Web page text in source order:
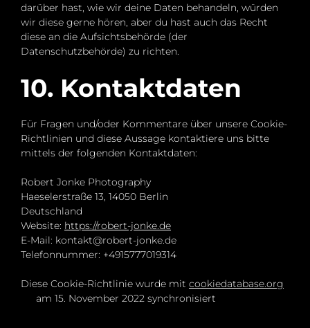
darüber hast, wie wir deine Daten behandeln, würden
wir diese gerne hören, aber du hast auch das Recht
diese an die Aufsichtsbehörde (der
Datenschutzbehörde) zu richten.
10. Kontaktdaten
Für Fragen und/oder Kommentare über unsere Cookie-
Richtlinien und diese Aussage kontaktiere uns bitte
mittels der folgenden Kontaktdaten:
Robert Jonke Photography
Haeselerstraße 13, 14050 Berlin
Deutschland
Website: https://robert-jonke.de
E-Mail: ed.eknoj-trebor@tkatnok
Telefonnummer: +4915777019314
Diese Cookie-Richtlinie wurde mit cookiedatabase.org
am 15. November 2022 synchronisiert